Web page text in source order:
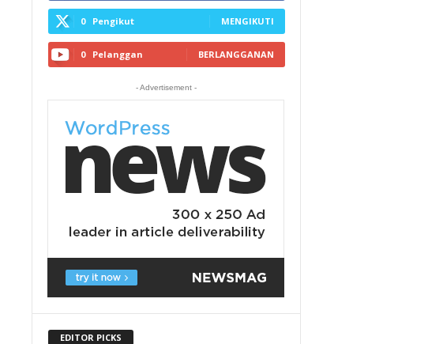
0 Pengikut MENGIKUTI
0 Pelanggan BERLANGGANAN
- Advertisement -
EDITOR PICKS